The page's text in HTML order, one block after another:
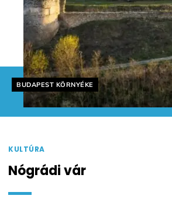
Helyszín címkék:
BUDAPEST KÖRNYÉKE
KULTÚRA
Nógrádi vár